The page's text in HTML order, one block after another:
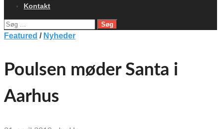
Kontakt
Søg
efter:
Featured / Nyheder
Poulsen møder Santa i
Aarhus